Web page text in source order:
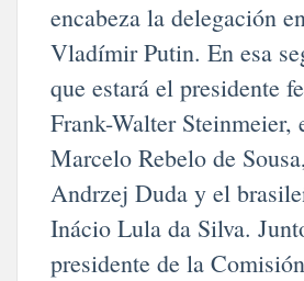
encabeza la delegación
Vladímir Putin. En esa
que estará el presidente
Frank-Walter Steinmeier,
Marcelo Rebelo de
Andrzej Duda y el
Inácio Lula da Silva.
presidente de la